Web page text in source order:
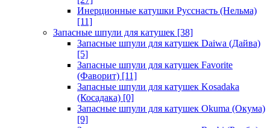
Инерционные катушки Русснасть (Нельма)
[11]
Запасные шпули для катушек [38]
Запасные шпули для катушек Daiwa (Дайва)
[5]
Запасные шпули для катушек Favorite
(Фаворит) [11]
Запасные шпули для катушек Kosadaka
(Косадака) [0]
Запасные шпули для катушек Okuma (Окума)
[9]